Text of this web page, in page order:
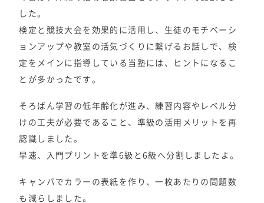
した。
検定と競技大会を効果的に活用し、生徒のモチベーシ
ョンアップや教室の活気づくりに繋げるお話しで、検
定をメインに指導している当塾には、ヒントになるこ
とが多かったです。
そろばん学習の低年齢化が進み、練習内容やレベル分
けの工夫が必要であること、準級の活用メリットを再
認識しました。
早速、入門プリントを準6級と6級へ分割しましたよ。
キャンバでカラーの表紙を作り、一枚あたりの問題数
も減らしました。